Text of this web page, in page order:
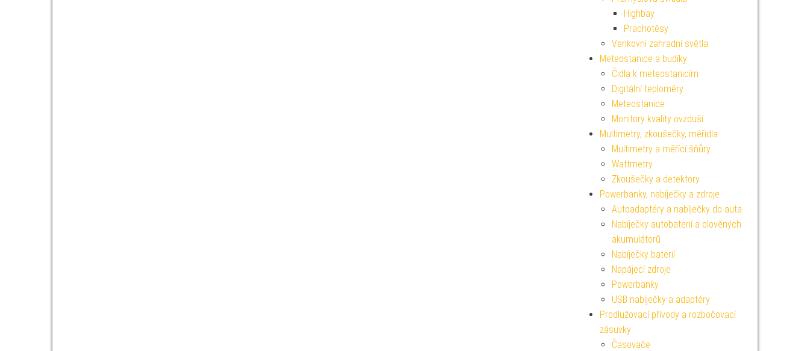
Highbay
Prachotěsy
Venkovní zahradní světla
Meteostanice a budíky
Čidla k meteostanicím
Digitální teploměry
Meteostanice
Monitory kvality ovzduší
Multimetry, zkoušečky, měřidla
Multimetry a měřící šňůry
Wattmetry
Zkoušečky a detektory
Powerbanky, nabíječky a zdroje
Autoadaptéry a nabíječky do auta
Nabíječky autobaterií a olověných
akumulátorů
Nabíječky baterií
Napájecí zdroje
Powerbanky
USB nabíječky a adaptéry
Prodlužovací přívody a rozbočovací
zásuvky
Časovače